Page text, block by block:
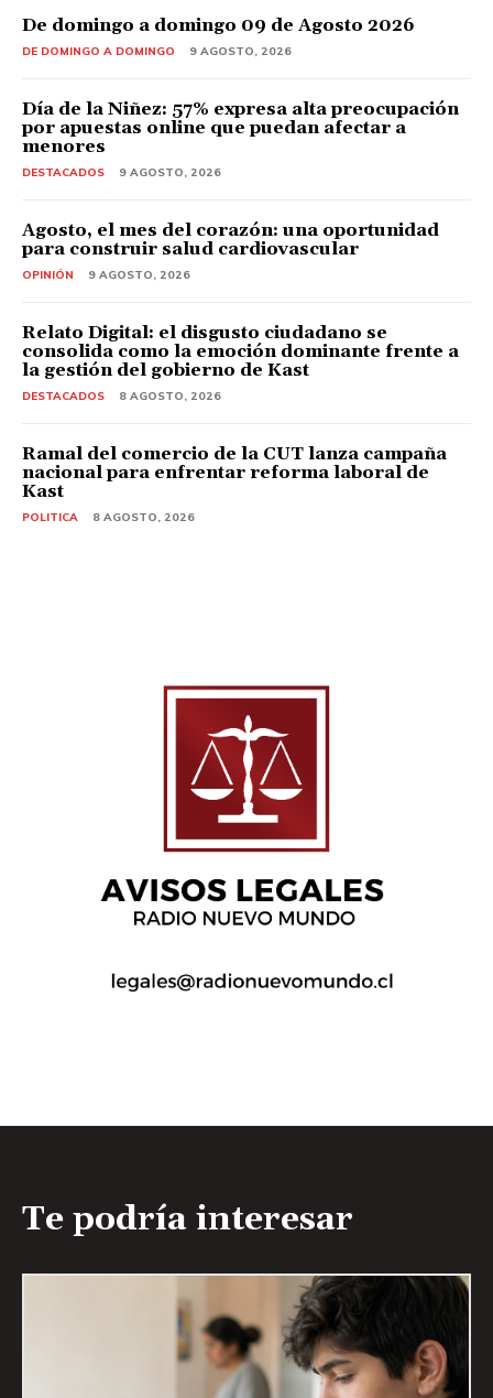
De domingo a domingo 09 de Agosto 2026
DE DOMINGO A DOMINGO 9 AGOSTO, 2026
Día de la Niñez: 57% expresa alta preocupación
por apuestas online que puedan afectar a
menores
DESTACADOS 9 AGOSTO, 2026
Agosto, el mes del corazón: una oportunidad
para construir salud cardiovascular
OPINIÓN 9 AGOSTO, 2026
Relato Digital: el disgusto ciudadano se
consolida como la emoción dominante frente a
la gestión del gobierno de Kast
DESTACADOS 8 AGOSTO, 2026
Ramal del comercio de la CUT lanza campaña
nacional para enfrentar reforma laboral de
Kast
POLITICA 8 AGOSTO, 2026
Te podría interesar